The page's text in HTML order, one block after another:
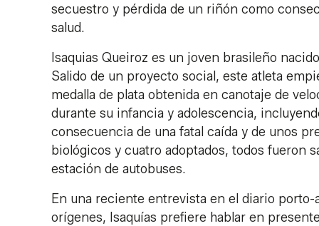
secuestro y pérdida de un riñón como
salud.
Isaquias Queiroz es un joven brasileño
Salido de un proyecto social, este atleta
medalla de plata obtenida en canotaje de
durante su infancia y adolescencia,
consecuencia de una fatal caída y de unos
biológicos y cuatro adoptados, todos fueron
estación de autobuses.
En una reciente entrevista en el diario
orígenes, Isaquías prefiere hablar en